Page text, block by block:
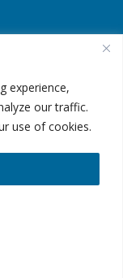
experience,
our traffic.
use of cookies.
| Site